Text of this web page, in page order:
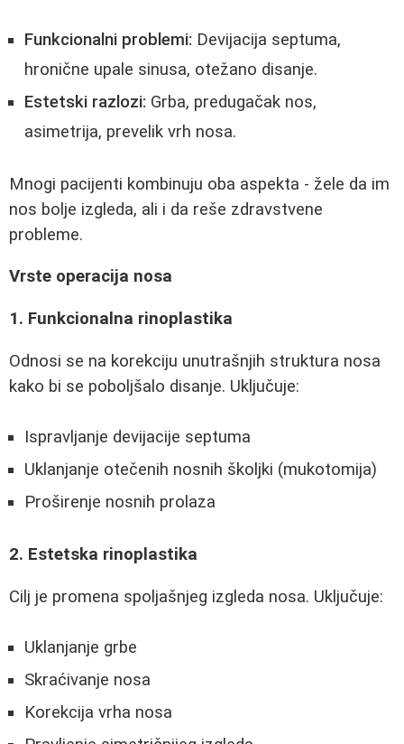
Funkcionalni problemi: Devijacija septuma,
hronične upale sinusa, otežano disanje.
Estetski razlozi: Grba, predugačak nos,
asimetrija, prevelik vrh nosa.
Mnogi pacijenti kombinuju oba aspekta - žele da im
nos bolje izgleda, ali i da reše zdravstvene
probleme.
Vrste operacija nosa
1. Funkcionalna rinoplastika
Odnosi se na korekciju unutrašnjih struktura nosa
kako bi se poboljšalo disanje. Uključuje:
Ispravljanje devijacije septuma
Uklanjanje otečenih nosnih školjki (mukotomija)
Proširenje nosnih prolaza
2. Estetska rinoplastika
Cilj je promena spoljašnjeg izgleda nosa. Uključuje:
Uklanjanje grbe
Skraćivanje nosa
Korekcija vrha nosa